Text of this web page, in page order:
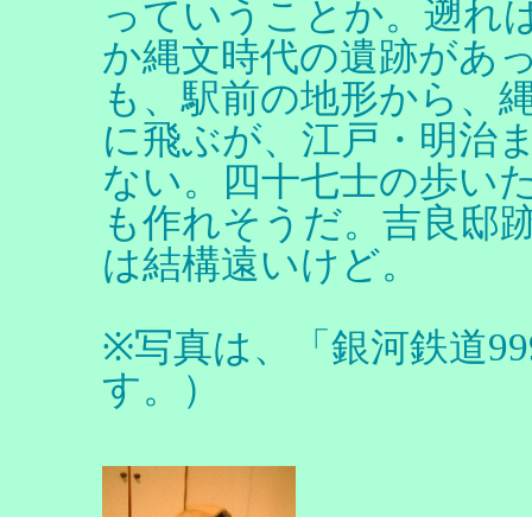
っていうことか。遡れ
か縄文時代の遺跡があ
も、駅前の地形から、
に飛ぶが、江戸・明治
ない。四十七士の歩い
も作れそうだ。吉良邸
は結構遠いけど。
※写真は、「銀河鉄道
す。）